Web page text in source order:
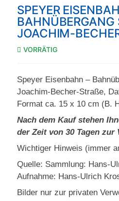
SPEYER
BAHNÜBERGANG
JOACHIM-
VORRÄTIG
Speyer Eisenbahn –
Joachim-Becher-Straße,
Format ca. 15 x 10 cm (B.
Nach dem Kauf stehen
der Zeit von 30 Tagen zur
Wichtiger Hinweis (immer
Quelle: Sammlung: Hans-
Aufnahme: Hans-Ulrich
Bilder nur zur privaten